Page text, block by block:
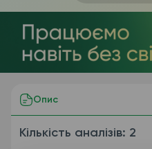
Опис
Кількість аналізів: 2